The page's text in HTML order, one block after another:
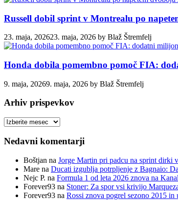
Russell dobil sprint v Montrealu po
23. maja, 202623. maja, 2026 by Blaž Štremfelj
Honda dobila pomembno pomoč FIA:
9. maja, 20269. maja, 2026 by Blaž Štremfelj
Arhiv prispevkov
Arhiv
Nedavni komentarji
Boštjan na Jorge Martin pri padcu na sprint dirki
Mare na Ducati izgublja potrpljenje z Bagnaio:
Nejc P. na Formula 1 od leta 2026 znova na
Forever93 na Stoner: Za spor vsi krivijo
Forever93 na Rossi znova pogrel sezono 2015 in